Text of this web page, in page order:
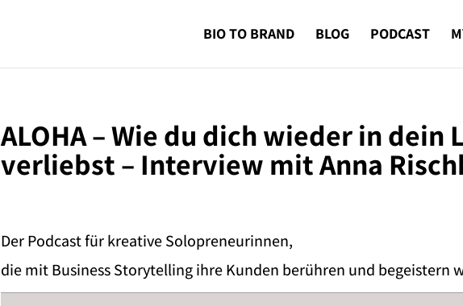
BIO TO BRAND BLOG PODCAST
ALOHA – Wie du dich wieder in dein
verliebst – Interview mit Anna
Der Podcast für kreative Solopreneurinnen,
die mit Business Storytelling ihre Kunden berühren und begeistern